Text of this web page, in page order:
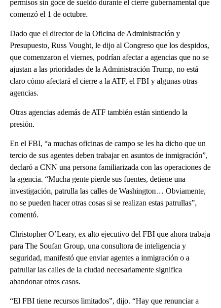
permisos sin goce de sueldo durante el cierre gubernamental que
comenzó el 1 de octubre.
Dado que el director de la Oficina de Administración y
Presupuesto, Russ Vought, le dijo al Congreso que los despidos,
que comenzaron el viernes, podrían afectar a agencias que no se
ajustan a las prioridades de la Administración Trump, no está
claro cómo afectará el cierre a la ATF, el FBI y algunas otras
agencias.
Otras agencias además de ATF también están sintiendo la
presión.
En el FBI, “a muchas oficinas de campo se les ha dicho que un
tercio de sus agentes deben trabajar en asuntos de inmigración”,
declaró a CNN una persona familiarizada con las operaciones de
la agencia. “Mucha gente pierde sus fuentes, detiene una
investigación, patrulla las calles de Washington… Obviamente,
no se pueden hacer otras cosas si se realizan estas patrullas”,
comentó.
Christopher O’Leary, ex alto ejecutivo del FBI que ahora trabaja
para The Soufan Group, una consultora de inteligencia y
seguridad, manifestó que enviar agentes a inmigración o a
patrullar las calles de la ciudad necesariamente significa
abandonar otros casos.
“El FBI tiene recursos limitados”, dijo. “Hay que renunciar a